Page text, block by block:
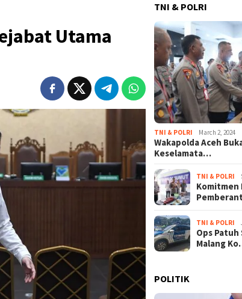
Utama
TNI & POLRI
TNI & POLRI March 2, 2024
Wakapolda Aceh
Keselamata…
TNI & POLRI
Komitmen
TNI & POLRI
Ops
Malang
POLITIK